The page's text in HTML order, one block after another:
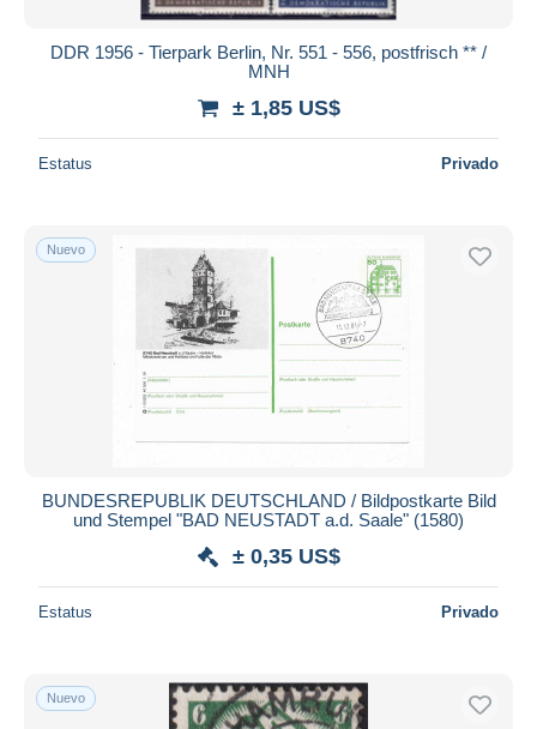
DDR 1956 - Tierpark Berlin, Nr. 551 - 556, postfrisch ** /
MNH
± 1,85 US$
Estatus Privado
Nuevo
BUNDESREPUBLIK DEUTSCHLAND / Bildpostkarte Bild
und Stempel "BAD NEUSTADT a.d. Saale" (1580)
± 0,35 US$
Estatus Privado
Nuevo